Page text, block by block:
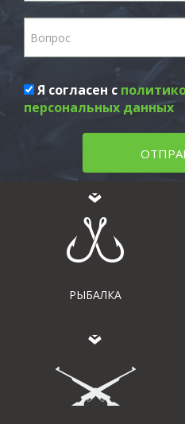
Я согласен с
персональных данных
РЫБАЛКА